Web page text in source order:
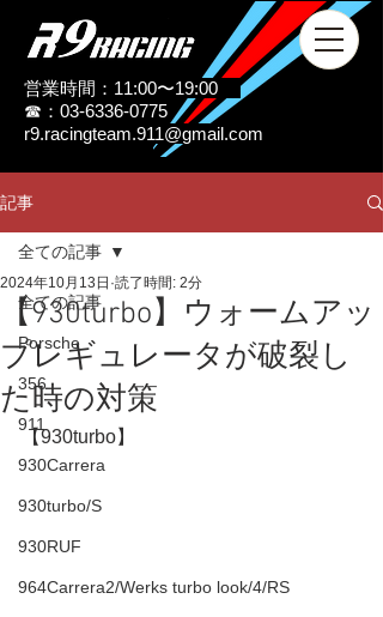
営業時間：11:00〜19:00
☎：03-6336-0775
r9.racingteam.911@gmail.com
記事
全ての記事
Porsche
356
911
930Carrera
930turbo/S
930RUF
964Carrera2/Werks turbo look/4/RS
全ての記事
【930turbo】ウォームアッ
プレギュレータが破裂し
た時の対策
2024年10月13日 読了時間: 2分
【930turbo】